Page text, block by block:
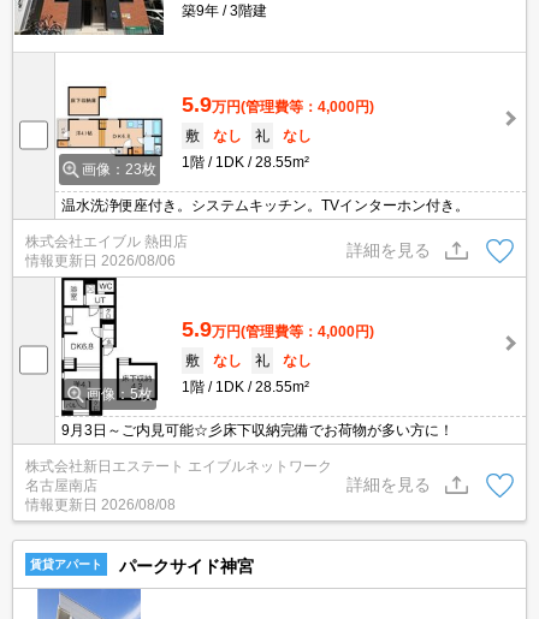
築9年
3階建
画像：23枚
5.9万円(管理費等：4,000円)
敷
なし 礼
なし
1階
1DK 28.55m²
温水洗浄便座付き。システムキッチン。TVインターホン付き。
株式会社エイブル 熱田店
情報更新日 2026/08/06
詳細を見る
画像：5枚
5.9万円(管理費等：4,000円)
敷
なし 礼
なし
1階
1DK 28.55m²
9月3日～ご内見可能☆彡床下収納完備でお荷物が多い方に！
株式会社新日エステート エイブルネットワーク
名古屋南店
情報更新日 2026/08/08
詳細を見る
賃貸アパート パークサイド神宮